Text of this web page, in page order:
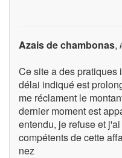
Azais de chambonas,
Ce site a des
délai indiqué est
me réclament le
dernier moment est
entendu, je refuse et
compétents de cette
nez